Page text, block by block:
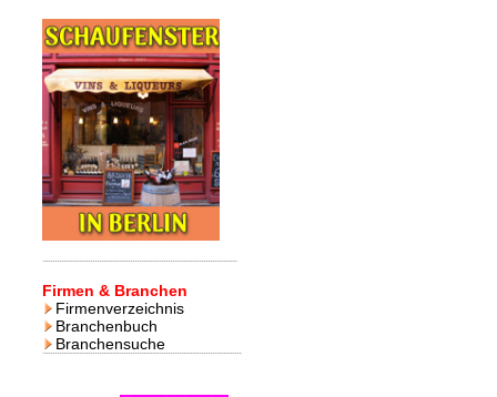
Firmen & Branchen
Firmenverzeichnis
Branchenbuch
Branchensuche